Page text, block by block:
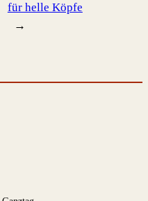
für helle Köpfe
→